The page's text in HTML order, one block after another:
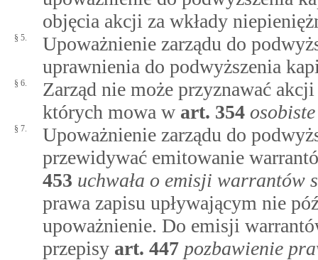
objęcia akcji za wkłady
§ 5.
Upoważnienie zarządu do
uprawnienia do podwyższenia
§ 6.
Zarząd nie może przyznawać
których mowa w art. 354
§ 7.
Upoważnienie zarządu do
przewidywać emitowanie
453 uchwała o emisji warrantów
prawa zapisu upływającym nie
upoważnienie. Do emisji
przepisy art. 447 pozbawienie